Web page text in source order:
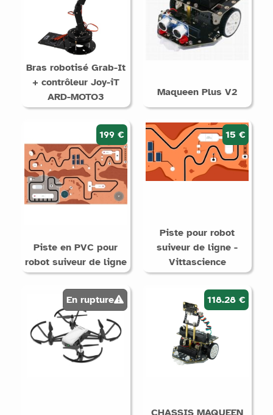
Bras robotisé Grab-It
+ contrôleur Joy-iT
ARD-MOTO3
Maqueen Plus V2
199 €
Piste en PVC pour
robot suiveur de ligne
15 €
Piste pour robot
suiveur de ligne -
Vittascience
En rupture 118.28 €
CHASSIS MAQUEEN